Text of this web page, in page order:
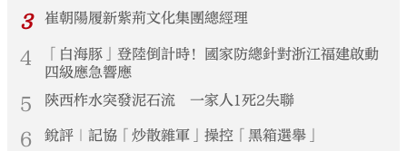
3 崔朝陽履新紫荊文化集團總經理
4
「白海豚」登陸倒計時！國家防總針對浙江福建啟動
四級應急響應
5 陝西柞水突發泥石流 一家人1死2失聯
6 銳評｜記協「炒散雜軍」操控「黑箱選舉」